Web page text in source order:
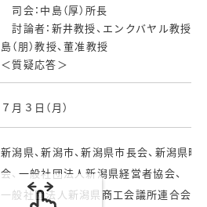
司会：中島（厚）所長
討論者：新井教授、エンクバヤル教授、
島（朋）教授、董准教授
＜質疑応答＞
７月３日（月）
新潟県、新潟市、新潟県市長会、新潟県町
会、一般社団法人新潟県経営者協会、
一般社団法人新潟県商工会議所連合会、